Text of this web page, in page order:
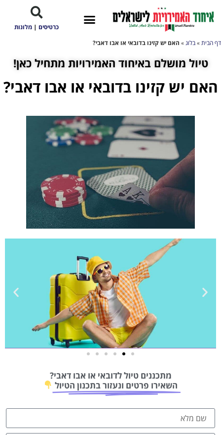
כרטיסים | מלונות
דף הבית»בלוג» האם יש קזינו בדובאי או אבו דאבי?
טיול מושלם באיחוד האמירויות מתחיל כאן!
האם יש קזינו בדובאי או אבו דאבי?
מציאת
טיסה זולה?
מתכננים טיול לדובאי או אבו דאבי?
השאירו פרטים ונעזור בתכנון הטיול